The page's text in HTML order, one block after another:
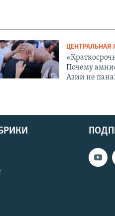
ЦЕНТРАЛЬНАЯ
Почему
Азии не